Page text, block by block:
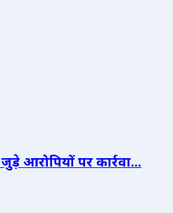
आरोपियों पर कार्रवा...